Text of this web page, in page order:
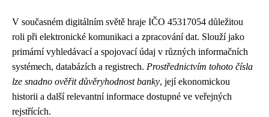
V současném digitálním světě hraje IČO 45317054 důležitou
roli při elektronické komunikaci a zpracování dat. Slouží jako
primární vyhledávací a spojovací údaj v různých informačních
systémech, databázích a registrech. Prostřednictvím tohoto čísla
lze snadno ověřit důvěryhodnost banky, její ekonomickou
historii a další relevantní informace dostupné ve veřejných
rejstřících.